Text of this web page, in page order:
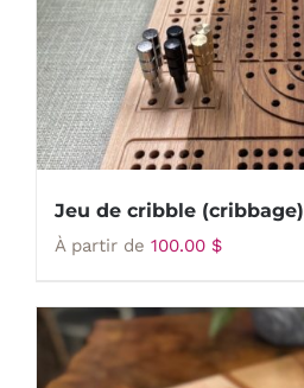
Jeu de cribble (cribbage)
À partir de 100.00 $